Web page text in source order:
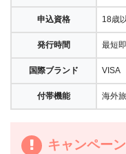
申込資格 18歳
発行時間 最短
国際ブランド VISA
付帯機能 海外
キャンペー